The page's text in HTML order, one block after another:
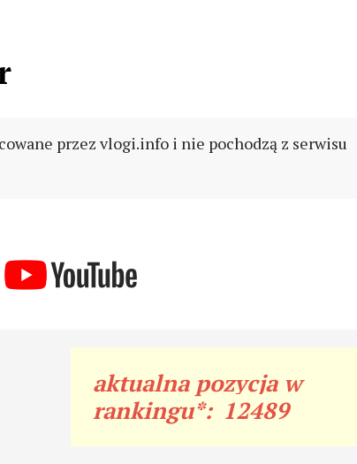
przez vlogi.info i nie pochodzą z serwisu
aktualna pozycja w
rankingu*: 12489